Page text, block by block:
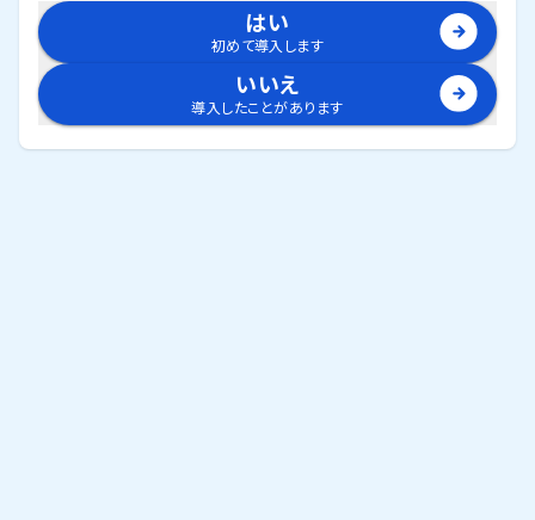
はい
初めて導入します
いいえ
導入したことがあります